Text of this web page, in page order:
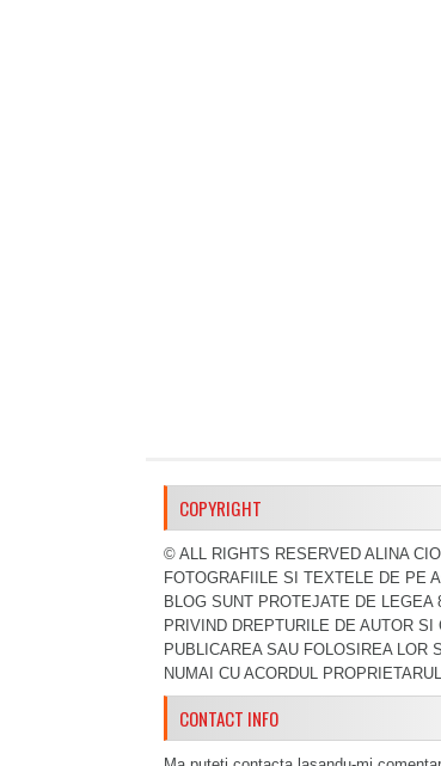
COPYRIGHT
© ALL RIGHTS RESERVED ALINA
FOTOGRAFIILE SI TEXTELE DE PE
BLOG SUNT PROTEJATE DE LEGEA
PRIVIND DREPTURILE DE AUTOR SI
PUBLICAREA SAU FOLOSIREA LOR
NUMAI CU ACORDUL
CONTACT INFO